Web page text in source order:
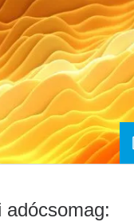
adócsomag: